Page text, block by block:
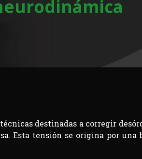
destinadas a corregir
Esta tensión se origina por una